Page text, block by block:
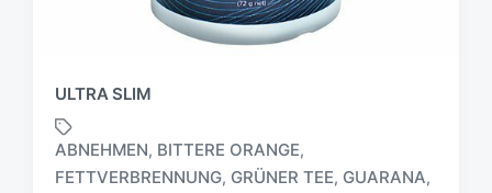
ULTRA SLIM
ABNEHMEN, BITTERE ORANGE,
FETTVERBRENNUNG, GRÜNER TEE, GUARANA,